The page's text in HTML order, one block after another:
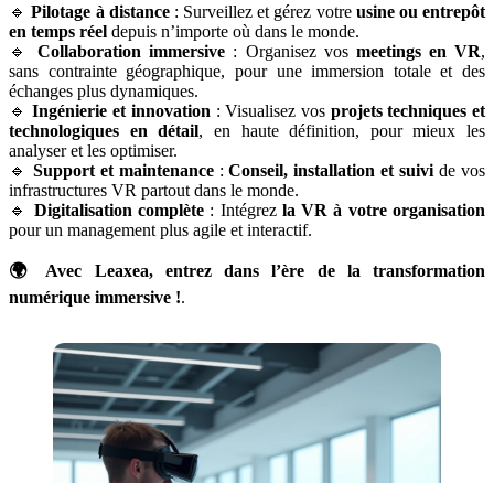
🔹Pilotage à distance: Surveillez et gérez votre usine ou entrepôt
en temps réel depuis n’importe où dans le monde.
🔹Collaboration immersive : Organisez vos meetings en VR,
sans contrainte géographique, pour une immersion totale et des
échanges plus dynamiques.
🔹Ingénierie et innovation : Visualisez vos projets techniques et
technologiques en détail, en haute définition, pour mieux les
analyser et les optimiser.
🔹 Support et maintenance:Conseil, installation et suivi de vos
infrastructures VR partout dans le monde.
🔹 Digitalisation complète: Intégrez la VR à votre organisation
pour un management plus agile et interactif.
🌍 Avec Leaxea, entrez dans l’ère de la transformation
numérique immersive !.